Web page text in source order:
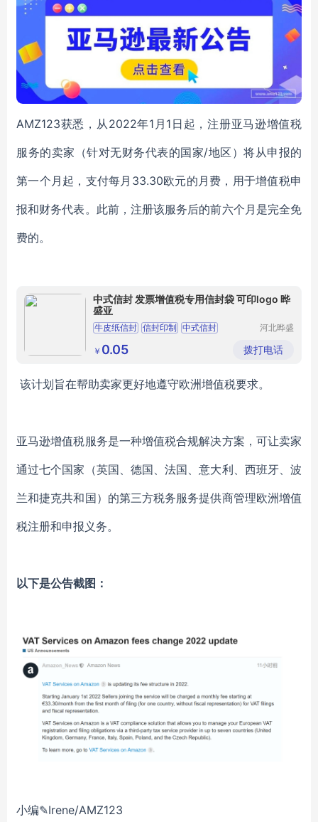
AMZ123获悉，从2022年1月1日起，注册亚马逊增值税
服务的卖家（针对无财务代表的国家/地区）将从申报的
第一个月起，支付每月33.30欧元的月费，用于增值税申
报和财务代表。此前，注册该服务后的前六个月是完全免
费的。
中式信封 发票增值税专用信封袋 可印logo 晔
盛亚
牛皮纸信封 信封印制 中式信封
河北晔盛
限公司
￥ 0.05 拨打电话
该计划旨在帮助卖家更好地遵守欧洲增值税要求。
亚马逊增值税服务是一种增值税合规解决方案，可让卖家
通过七个国家（英国、德国、法国、意大利、西班牙、波
兰和捷克共和国）的第三方税务服务提供商管理欧洲增值
税注册和申报义务。
以下是公告截图：
小编✎Irene/AMZ123